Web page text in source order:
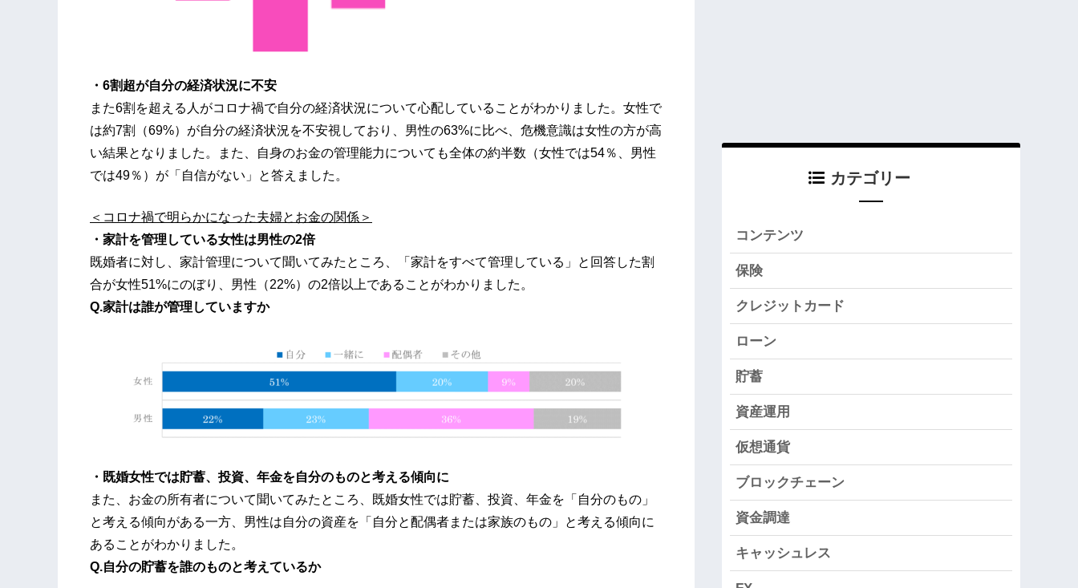
・6割超が自分の経済状況に不安
また6割を超える人がコロナ禍で自分の経済状況について心配していることがわかりました。女性で
は約7割（69%）が自分の経済状況を不安視しており、男性の63%に比べ、危機意識は女性の方が高
い結果となりました。また、自身のお金の管理能力についても全体の約半数（女性では54％、男性
では49％）が「自信がない」と答えました。
＜コロナ禍で明らかになった夫婦とお金の関係＞
・家計を管理している女性は男性の2倍
既婚者に対し、家計管理について聞いてみたところ、「家計をすべて管理している」と回答した割
合が女性51%にのぼり、男性（22%）の2倍以上であることがわかりました。
Q.家計は誰が管理していますか
・既婚女性では貯蓄、投資、年金を自分のものと考える傾向に
また、お金の所有者について聞いてみたところ、既婚女性では貯蓄、投資、年金を「自分のもの」
と考える傾向がある一方、男性は自分の資産を「自分と配偶者または家族のもの」と考える傾向に
あることがわかりました。
Q.自分の貯蓄を誰のものと考えているか
カテゴリー
コンテンツ
保険
クレジットカード
ローン
貯蓄
資産運用
仮想通貨
ブロックチェーン
資金調達
キャッシュレス